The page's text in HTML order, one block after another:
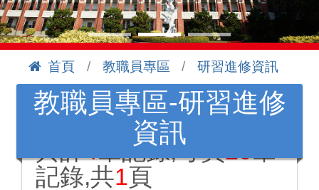
內
容
區
首頁 教職員專區
研習進修資訊
教職員專區-研習進修
資訊
共計4筆記錄,每頁20筆
記錄,共1頁